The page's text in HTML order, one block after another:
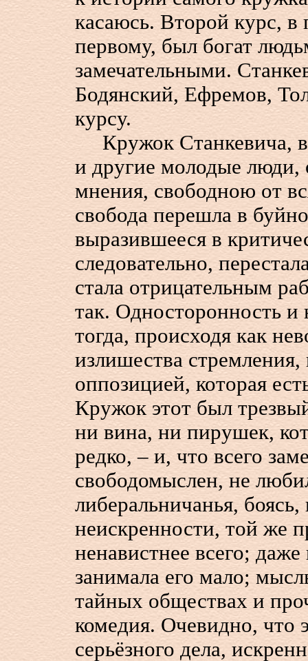
касаюсь. Второй курс,
первому, был богат
замечательными.
Бодянский, Ефремов,
курсу.
Кружок Станкевича, в
и другие молодые люди,
мнения, свободною от
свобода перешла в
выразившееся в
следовательно,
стала отрицательным
так. Односторонность и
тогда, происходя как
излишества
оппозицией, которая
Кружок этот был
ни вина, ни пирушек,
редко, – и, что всего
свободомыслен, не
либеральничанья,
неискренности, той же
ненавистнее всего;
занимала его мало;
тайных обществах и
комедия. Очевидно, что
серьёзного дела,